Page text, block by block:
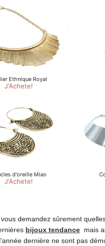
demandez sûrement
bijoux tendance mais
dernière ne sont pas